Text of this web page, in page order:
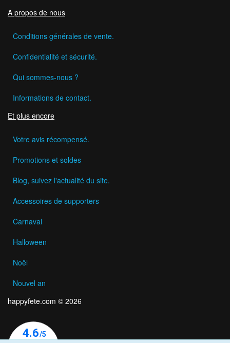
A propos de nous
Conditions générales de vente.
Confidentialité et sécurité.
Qui sommes-nous ?
Informations de contact.
Et plus encore
Votre avis récompensé.
Promotions et soldes
Blog, suivez l'actualité du site.
Accessoires de supporters
Carnaval
Halloween
Noël
Nouvel an
happyfete.com © 2026